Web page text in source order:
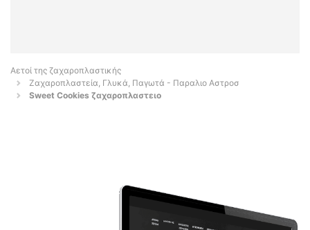
Αετοί της ζαχαροπλαστικής
Ζαχαροπλαστεία, Γλυκά, Παγωτά - Παραλιο Αστροσ
Sweet Cookies ζαχαροπλαστειο